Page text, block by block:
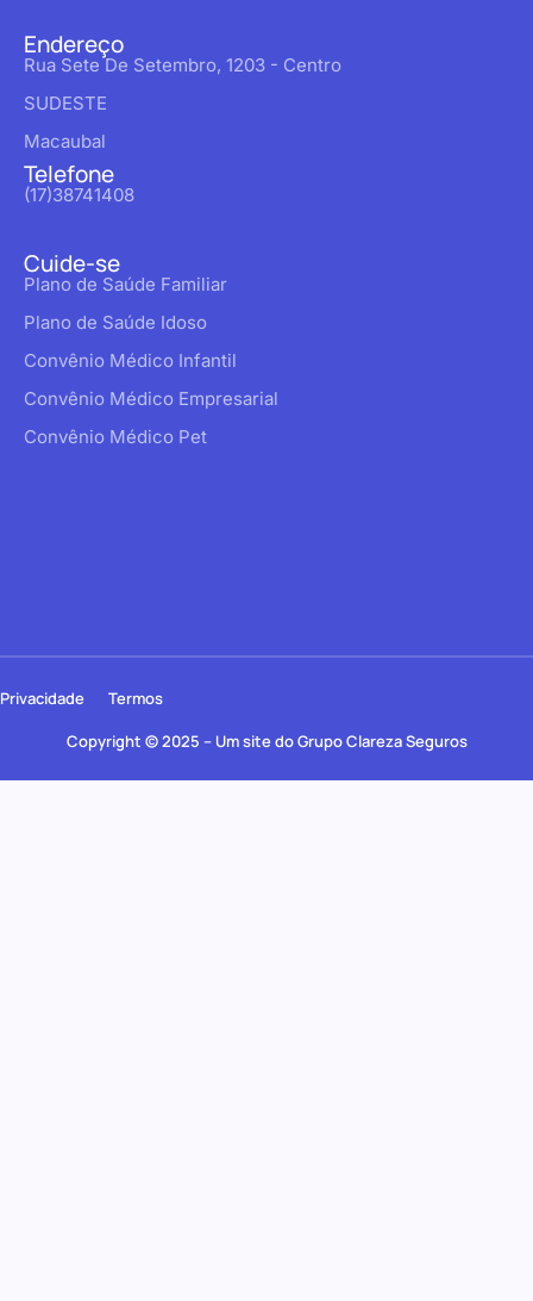
Endereço
Rua Sete De Setembro, 1203 - Centro
SUDESTE
Macaubal
Telefone
(17)38741408
Cuide-se
Plano de Saúde Familiar
Plano de Saúde Idoso
Convênio Médico Infantil
Convênio Médico Empresarial
Convênio Médico Pet
Copyright © 2025 – Um site do Grupo Clareza Seguros
Privacidade Termos